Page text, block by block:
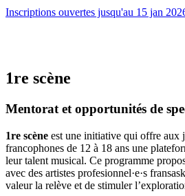
Inscriptions ouvertes jusqu'au 15 jan
1re scène
Mentorat et opportunités de
1re scène est une initiative qui offre aux
francophones de 12 à 18 ans une
leur talent musical. Ce programme
avec des artistes profesionnel·e·s
valeur la relève et de stimuler